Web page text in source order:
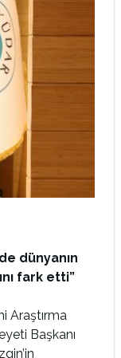
dünyanın
fark etti”
Araştırma
Başkanı